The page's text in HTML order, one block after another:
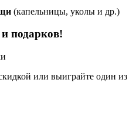
(капельницы, уколы и др.)
подарков!
или выиграйте один из